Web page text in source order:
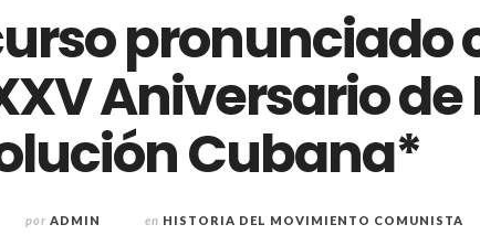
pronunciado
Aniversario de
Cubana*
por ADMIN en HISTORIA DEL MOVIMIENTO COMUNISTA